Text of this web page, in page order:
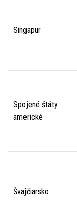
Singapur
Spojené štáty
americké
Švajčiarsko